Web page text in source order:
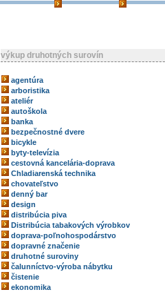
výkup druhotných surovín
agentúra
arboristika
ateliér
autoškola
banka
bezpečnostné dvere
bicykle
byty-televízia
cestovná kancelária-doprava
Chladiarenská technika
chovateľstvo
denný bar
design
distribúcia piva
Distribúcia tabakových výrobkov
doprava-poľnohospodárstvo
dopravné značenie
druhotné suroviny
čalunníctvo-výroba nábytku
čistenie
ekonomika